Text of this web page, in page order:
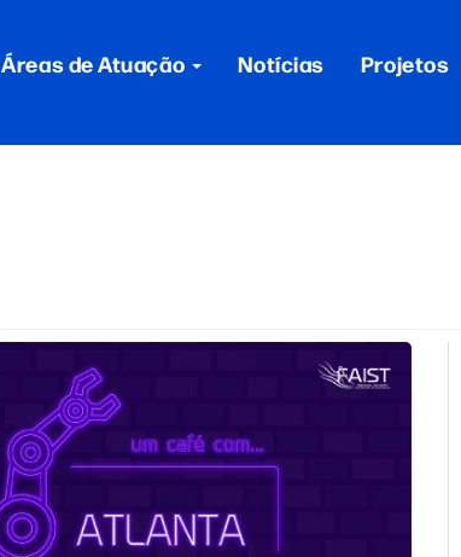
Áreas de Atuação Notícias Projetos